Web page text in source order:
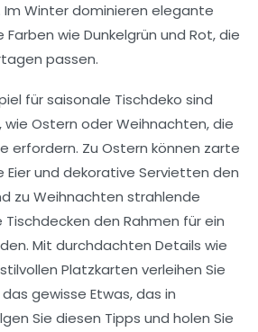
Im Winterdominieren elegante
wie Dunkelgrün und Rot, die
passen.
für saisonale Tischdeko sind
wie Ostern oder Weihnachten, die
erfordern. Zu Ostern können zarte
Eier und dekorative Servietten den
zu Weihnachten strahlende
den Rahmen für ein
Mit durchdachten Details wie
Platzkarten verleihen Sie
gewisse Etwas, das in
Sie diesen Tipps und holen Sie